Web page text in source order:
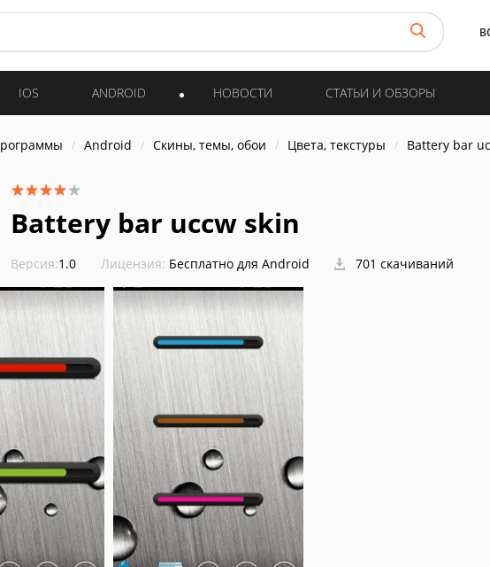
IOS ANDROID НОВОСТИ СТАТЬИ И ОБЗОРЫ
Android Скины, темы, обои Цвета, текстуры Battery bar
Battery bar uccw skin
Версия:1.0 Лицензия: Бесплатно для Android 701 скачиваний